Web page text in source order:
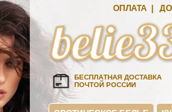
ОПЛАТА
БЕСПЛАТНАЯ ДОСТАВКА
ПОЧТОЙ РОССИИ